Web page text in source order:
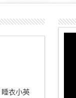
睡衣小英